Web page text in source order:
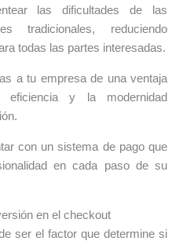
las dificultades de las
tradicionales, reduciendo
todas las partes interesadas.
a tu empresa de una ventaja
y la modernidad
con un sistema de pago que
en cada paso de su
en el checkout
ser el factor que determine si